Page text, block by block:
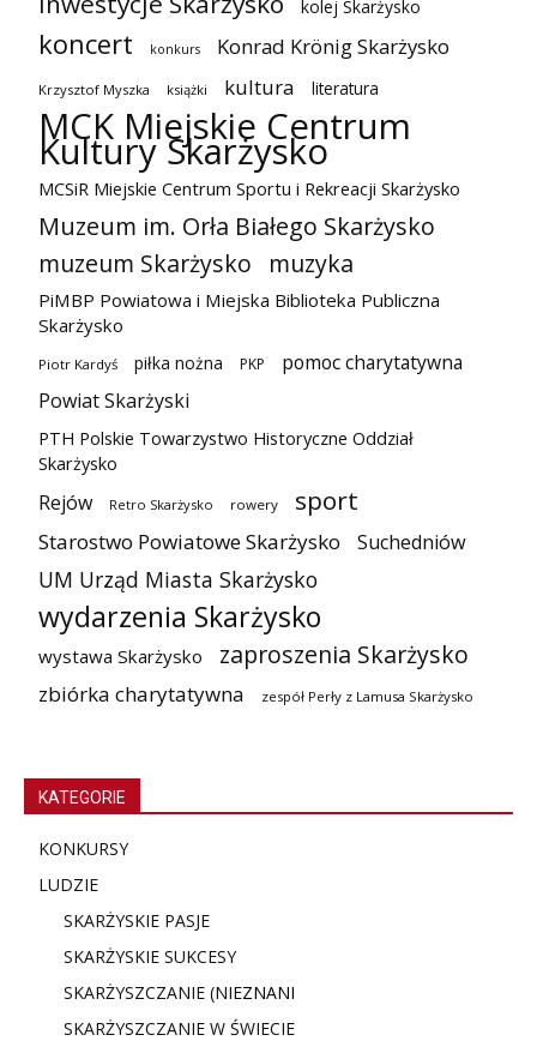
kolej Skarżysko
koncert konkurs Konrad Krönig Skarżysko
Krzysztof Myszka książki kultura literatura
MCK Miejskie Centrum
Kultury Skarżysko
MCSiR Miejskie Centrum Sportu i Rekreacji Skarżysko
Muzeum im. Orła Białego Skarżysko
muzeum Skarżysko
muzyka
PiMBP Powiatowa i Miejska Biblioteka Publiczna
Skarżysko
Piotr Kardyś piłka nożna PKP
pomoc charytatywna
Powiat Skarżyski
PTH Polskie Towarzystwo Historyczne Oddział
Skarżysko
Rejów Retro Skarżysko rowery sport
Starostwo Powiatowe Skarżysko Suchedniów
UM Urząd Miasta Skarżysko
wydarzenia Skarżysko
wystawa Skarżysko zaproszenia Skarżysko
zbiórka charytatywna zespół Perły z Lamusa Skarżysko
KATEGORIE
KONKURSY
LUDZIE
SKARŻYSKIE PASJE
SKARŻYSKIE SUKCESY
SKARŻYSZCZANIE (NIEZNANI
SKARŻYSZCZANIE W ŚWIECIE